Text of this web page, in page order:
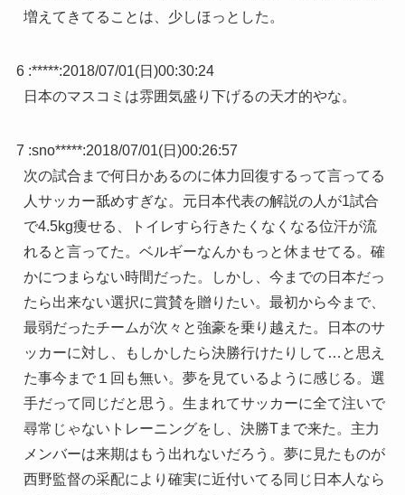
増えてきてることは、少しほっとした。
6 :*****:2018/07/01(日)00:30:24
日本のマスコミは雰囲気盛り下げるの天才的やな。
7 :sno*****:2018/07/01(日)00:26:57
次の試合まで何日かあるのに体力回復するって言ってる
人サッカー舐めすぎな。元日本代表の解説の人が1試合
で4.5kg痩せる、トイレすら行きたくなくなる位汗が流
れると言ってた。ベルギーなんかもっと休ませてる。確
かにつまらない時間だった。しかし、今までの日本だっ
たら出来ない選択に賞賛を贈りたい。最初から今まで、
最弱だったチームが次々と強豪を乗り越えた。日本のサ
ッカーに対し、もしかしたら決勝行けたりして…と思え
た事今まで１回も無い。夢を見ているように感じる。選
手だって同じだと思う。生まれてサッカーに全て注いで
尋常じゃないトレーニングをし、決勝Tまで来た。主力
メンバーは来期はもう出れないだろう。夢に見たものが
西野監督の采配により確実に近付いてる同じ日本人なら